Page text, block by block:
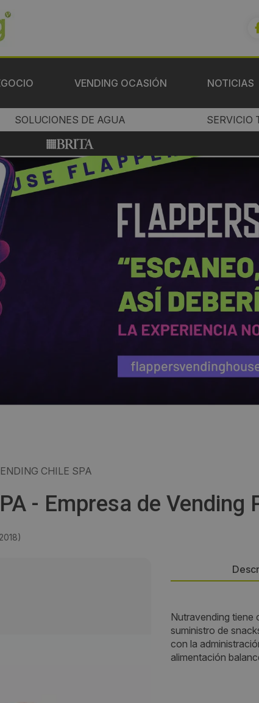
VENDING OCASIÓN NOTICIAS
SOLUCIONES DE AGUA SERVICIO
CHILE SPA
- Empresa de
)
Nutravending tiene
suministro de
con la
alimentación
Dirección:
Camino Lonquen
1/2.